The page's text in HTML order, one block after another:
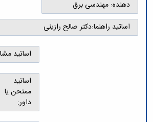
پژوهشی
معاونت
تحصیلات
آئین
نامه
ها
گروه
صنایع
گروه
مهندسی
مکانیک
مهندسی
کامپیوتر
دهنده: مهندسی برق
اساتید راهنما:دکتر صالح رازینی
اساتید
اساتید
ممتحن یا
داور: